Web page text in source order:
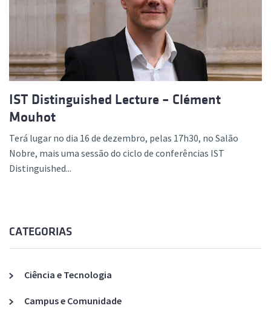
IST Distinguished Lecture – Clément
Mouhot
Terá lugar no dia 16 de dezembro, pelas 17h30, no Salão
Nobre, mais uma sessão do ciclo de conferências IST
Distinguished...
CATEGORIAS
Ciência e Tecnologia
Campus e Comunidade